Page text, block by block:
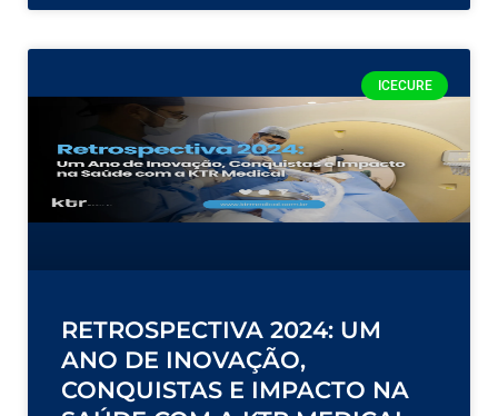
ICECURE
RETROSPECTIVA 2024: UM
ANO DE INOVAÇÃO,
CONQUISTAS E IMPACTO NA